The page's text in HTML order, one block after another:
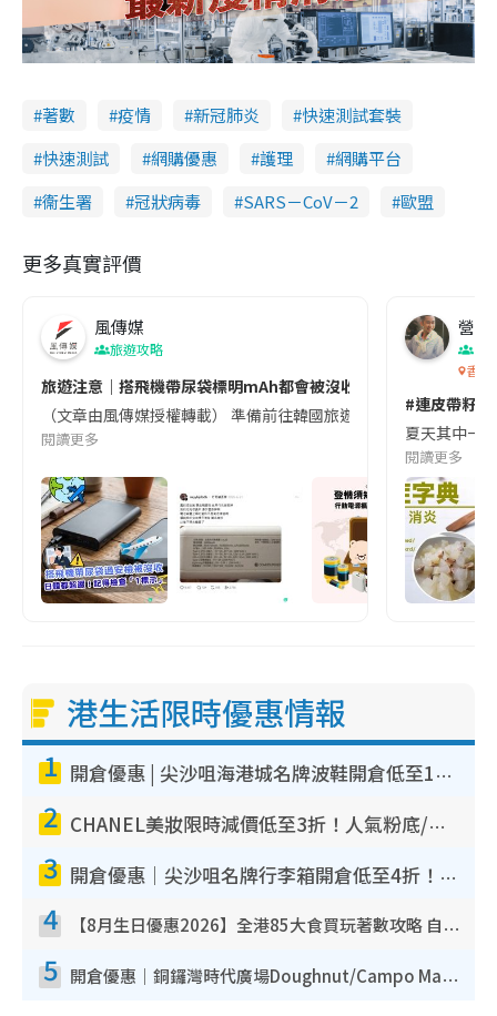
著數 疫情 新冠肺炎
快速測試套裝
快速測試
網購優惠 護理
網購平台
衞生署
冠狀病毒 SARS－CoV－2 歐盟
更多真實評價
風傳媒
旅遊攻略
旅遊注意｜搭飛機帶尿袋標明mAh都會被沒收😱出發前切記檢查
（文章由風傳媒授權轉載） 準備前往韓國旅遊的民眾，近期要
閱讀更多
營養
香港
#連皮帶籽
夏天其中一
閱讀更多
港生活限時優惠情報
1 開倉優惠 | 尖沙咀海港城名牌波鞋開倉低至1折！On鞋$899起／Joy&Peace鞋履$98起
2 CHANEL美妝限時減價低至3折！人氣粉底/唇膏/精華液低至$275！COCO香水都有平
3 開倉優惠｜尖沙咀名牌行李箱開倉低至4折！一連5日 American Tourister/ace./Hallmark $200起！
4 【8月生日優惠2026】全港85大食買玩著數攻略 自助餐/火鍋放題同行免費＋誠品/DONKI送現金券
5 開倉優惠｜銅鑼灣時代廣場Doughnut/Campo Marzio開倉低至1折！背囊、書包、手袋劈價$200起